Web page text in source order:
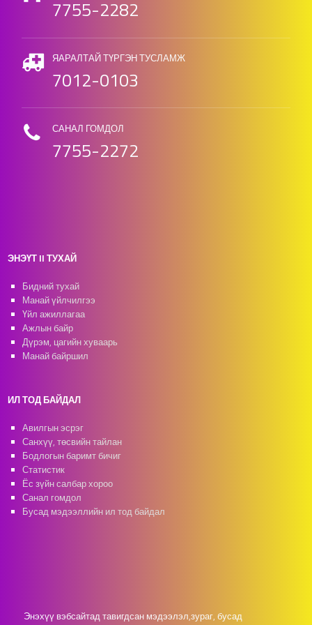
7755-2282
ЯАРАЛТАЙ ТҮРГЭН ТУСЛАМЖ
7012-0103
САНАЛ ГОМДОЛ
7755-2272
ЭНЭҮТ II ТУХАЙ
Бидний тухай
Манай үйлчилгээ
Үйл ажиллагаа
Ажлын байр
Дүрэм, цагийн хуваарь
Манай байршил
ИЛ ТОД БАЙДАЛ
Авилгын эсрэг
Санхүү, төсвийн тайлан
Бодлогын баримт бичиг
Статистик
Ёс зүйн салбар хороо
Санал гомдол
Бусад мэдээллийн ил тод байдал
Энэхүү вэбсайтад тавигдсан мэдээлэл,зураг, бусад